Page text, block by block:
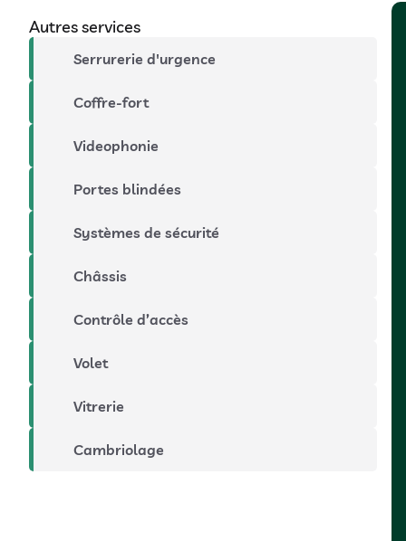
Autres services
Serrurerie d'urgence
Coffre-fort
Videophonie
Portes blindées
Systèmes de sécurité
Châssis
Contrôle d’accès
Volet
Vitrerie
Cambriolage